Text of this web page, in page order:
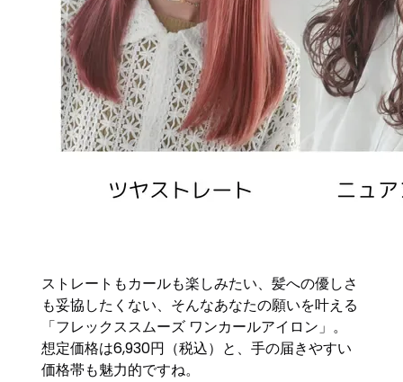
ストレートもカールも楽しみたい、髪への優しさ
も妥協したくない、そんなあなたの願いを叶える
「フレックススムーズ ワンカールアイロン」。
想定価格は6,930円（税込）と、手の届きやすい
価格帯も魅力的ですね。